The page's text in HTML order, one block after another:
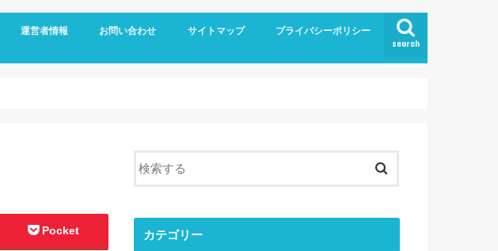
search
運営者情報 お問い合わせ サイトマップ プライバシーポリシー
Pocket カテゴリー